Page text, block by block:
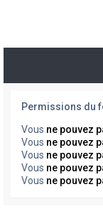
Permissions du
Vous ne pouvez
Vous ne pouvez
Vous ne pouvez
Vous ne pouvez
Vous ne pouvez